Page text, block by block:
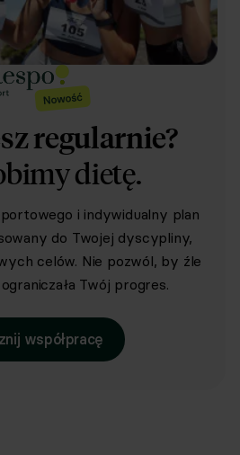
regularnie?
dietę.
i indywidualny plan
do Twojej dyscypliny,
celów. Nie pozwól, by źle
Twój progres.
współpracę